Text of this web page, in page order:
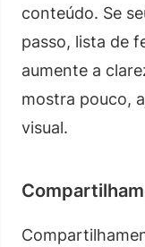
conteúdo. Se
passo, lista de
aumente a
mostra pouco,
visual.